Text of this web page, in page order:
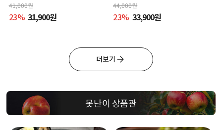
41,000원
23% 31,900원
44,000원
23% 33,900원
더보기
못난이 상품관